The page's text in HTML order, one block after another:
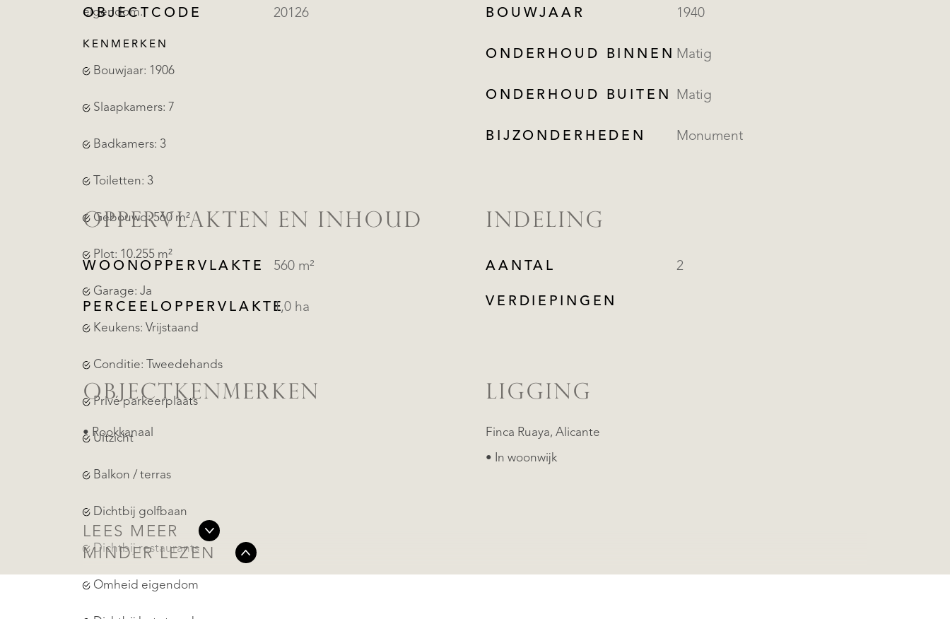
eigendom.
KENMERKEN
Bouwjaar: 1906
Slaapkamers: 7
Badkamers: 3
Toiletten: 3
Gebouwd: 560 m²
Plot: 10.255 m²
Garage: Ja
Keukens: Vrijstaand
Conditie: Tweedehands
Privé parkeerplaats
Uitzicht
Balkon / terras
Dichtbij golfbaan
Dichtbij restaurants
Omheid eigendom
OBJECTCODE 20126 BOUWJAAR 1940
ONDERHOUD BINNEN Matig
ONDERHOUD BUITEN Matig
BIJZONDERHEDEN Monument
OPPERVLAKTEN EN INHOUD
WOONOPPERVLAKTE 560 m²
PERCEELOPPERVLAKTE1,0 ha
INDELING
AANTAL
VERDIEPINGEN
2
OBJECTKENMERKEN
• Rookkanaal
LIGGING
Finca Ruaya, Alicante
• In woonwijk
LEES MEER
MINDER LEZEN